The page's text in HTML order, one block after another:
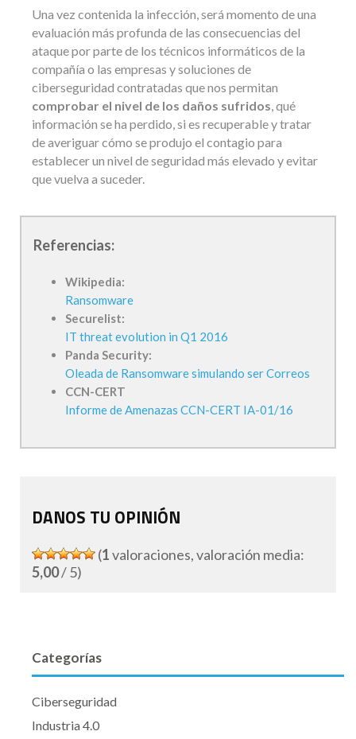
Una vez contenida la infección, será momento de una
evaluación más profunda de las consecuencias del
ataque por parte de los técnicos informáticos de la
compañía o las empresas y soluciones de
ciberseguridad contratadas que nos permitan
comprobar el nivel de los daños sufridos, qué
información se ha perdido, si es recuperable y tratar
de averiguar cómo se produjo el contagio para
establecer un nivel de seguridad más elevado y evitar
que vuelva a suceder.
Referencias:
Wikipedia:
Ransomware
Securelist:
IT threat evolution in Q1 2016
Panda Security:
Oleada de Ransomware simulando ser Correos
CCN-CERT
Informe de Amenazas CCN-CERT IA-01/16
DANOS TU OPINIÓN
(1valoraciones, valoración media:
5,00/ 5)
Categorías
Ciberseguridad
Industria 4.0